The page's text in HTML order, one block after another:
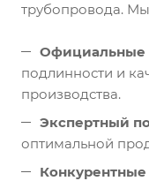
трубопровода.
Официальные
подлинности и
производства.
Экспертный
оптимальной